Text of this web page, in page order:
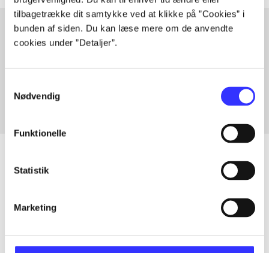
tilbagetrække dit samtykke ved at klikke på ”Cookies” i
bunden af siden. Du kan læse mere om de anvendte
cookies under ”Detaljer”.
Nødvendig
Funktionelle
Statistik
Marketing
Alle registrerede artikler fordelt på udgivelser